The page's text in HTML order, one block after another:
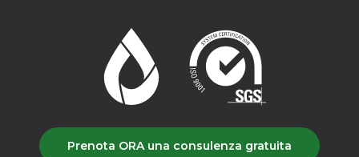
Prenota ORA una consulenza gratuita